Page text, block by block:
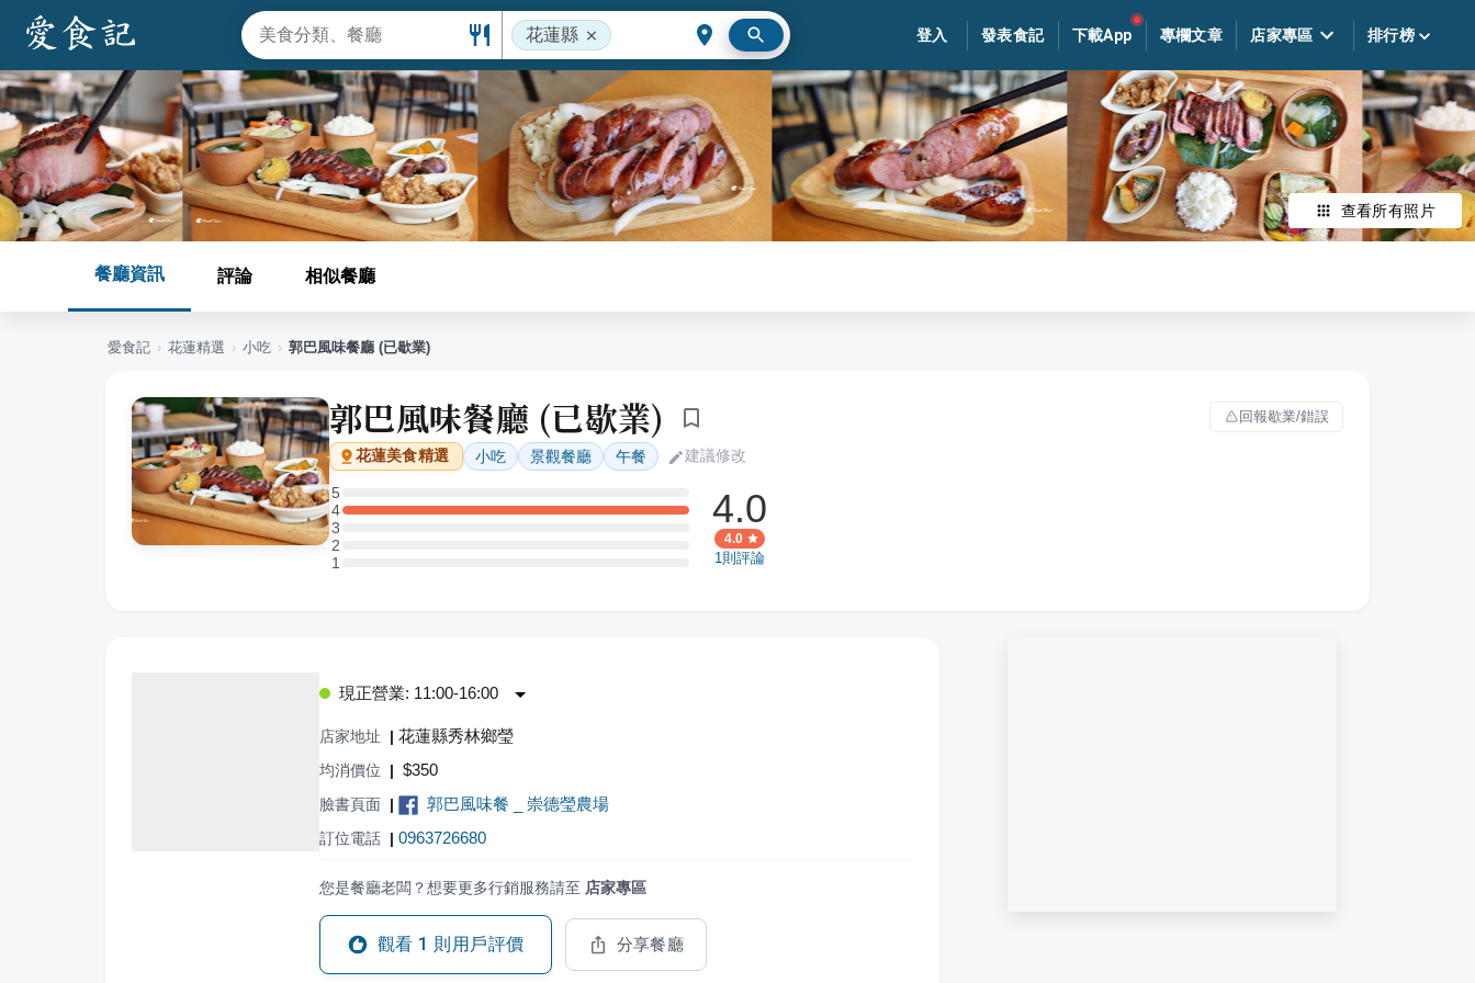
花蓮縣 登入 發表食記 下載App 專欄文章 店家專區 排行榜
查看所有照片
餐廳資訊 評論 相似餐廳
愛食記 › 花蓮精選 › 小吃 › 郭巴風味餐廳 (已歇業)
郭巴風味餐廳 (已歇業) 回報歇業/錯誤
花蓮美食精選 小吃 景觀餐廳 午餐 建議修改
5
5 星：0 則評論
4
4 星：1 則評論
3
3 星：0 則評論
2
2 星：0 則評論
11 星：0 則評論
4.0
4.0
1 則評論
現正營業: 11:00-16:00
店家地址 | 花蓮縣秀林鄉瑩
均消價位 | $350
臉書頁面 | 郭巴風味餐 _ 崇德瑩農場
訂位電話 | 0963726680
您是餐廳老闆？想要更多行銷服務請至 店家專區
觀看 1 則用戶評價 分享餐廳